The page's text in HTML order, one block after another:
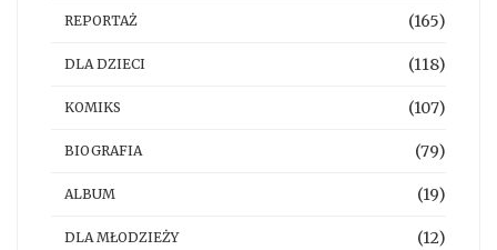
REPORTAŻ (165)
DLA DZIECI (118)
KOMIKS (107)
BIOGRAFIA (79)
ALBUM (19)
DLA MŁODZIEŻY (12)